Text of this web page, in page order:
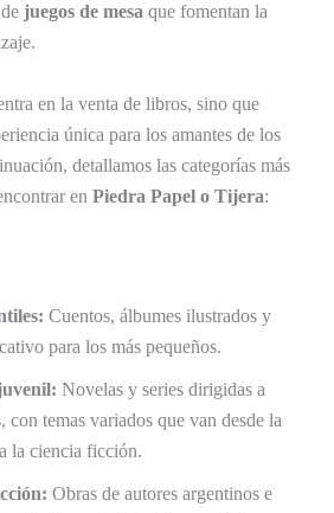
juegos de mesa que fomentan la
en la venta de libros, sino que
única para los amantes de los
detallamos las categorías más
en Piedra Papel o Tijera:
Cuentos, álbumes ilustrados y
para los más pequeños.
Novelas y series dirigidas a
con temas variados que van desde la
la ciencia ficción.
Obras de autores argentinos e